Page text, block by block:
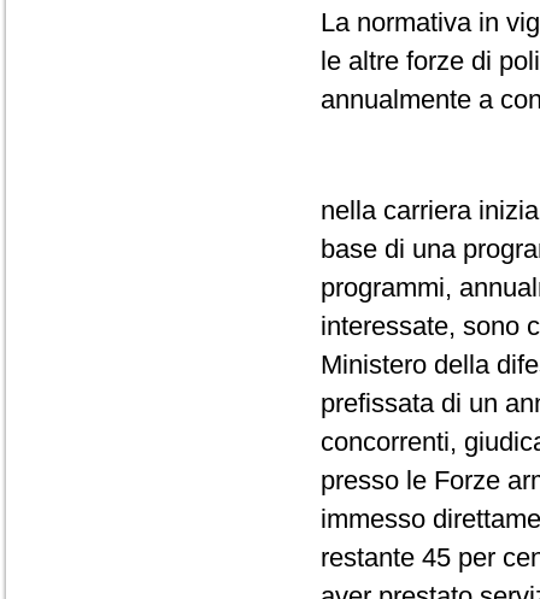
La normativa in
le altre forze di
annualmente a
nella carriera
base di una
programmi,
interessate, sono
Ministero della
prefissata di un
concorrenti,
presso le Forze
immesso
restante 45 per